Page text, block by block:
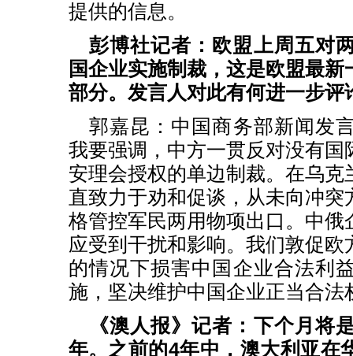
提供的信息。
彭博社记者：欧盟上周五对
国企业实施制裁，这是欧盟最
部分。发言人对此有何进一步评
郭嘉昆： 中国商务部新闻发
我要强调，中方一贯反对没有国
安理会授权的单边制裁。在乌克
直致力于劝和促谈，从未向冲突
格管控军民两用物项出口。中俄
应受到干扰和影响。我们敦促
的情况下损害中国企业合法利
施，坚决维护中国企业正当合法
《澳人报》记者：下个月将
年。之前的4年中，澳大利亚在